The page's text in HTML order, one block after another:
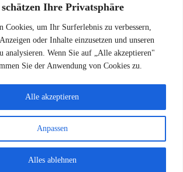
Ihre Privatsphäre
Cookies, um Ihr Surferlebnis zu verbessern,
oder Inhalte einzusetzen und unseren
analysieren. Wenn Sie auf „Alle akzeptieren"
Sie der Anwendung von Cookies zu.
Anpassen
Alles ablehnen
Alle akzeptieren
INFOS
Impressum
Datenschutz
Kontakt
SV 1923 Enkenbach e.V.